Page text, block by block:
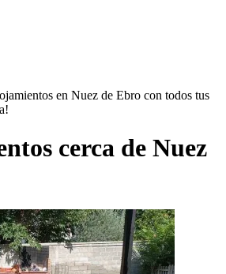
en Nuez de Ebro con todos tus
cerca de Nuez